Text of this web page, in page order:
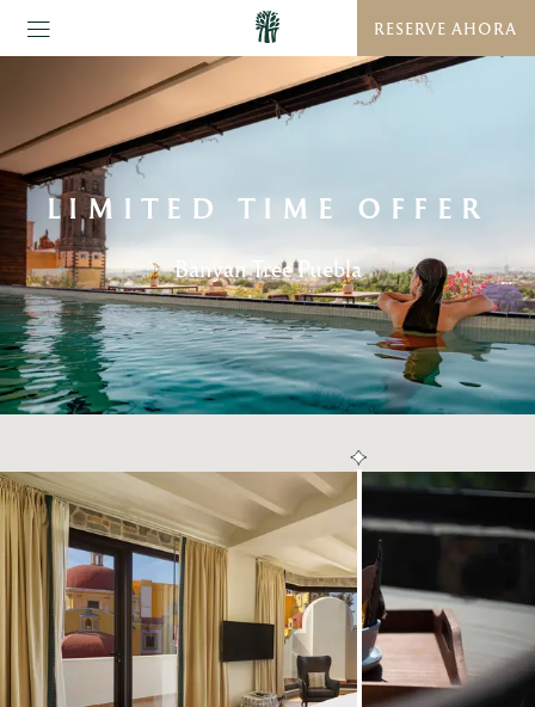
RESERVE AHORA
LIMITED TIME OFFER
Banyan Tree Puebla